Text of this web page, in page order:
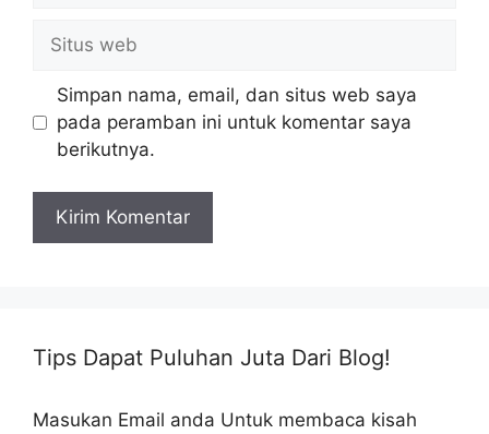
Situs
web
Simpan nama, email, dan situs web saya
pada peramban ini untuk komentar saya
berikutnya.
Tips Dapat Puluhan Juta Dari Blog!
Masukan Email anda Untuk membaca kisah